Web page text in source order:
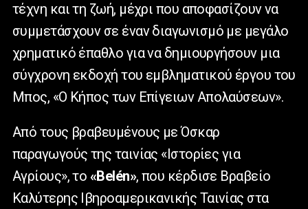
τέχνη και τη ζωή, μέχρι που αποφασίζουν να
συμμετάσχουν σε έναν διαγωνισμό με μεγάλο
χρηματικό έπαθλο για να δημιουργήσουν μια
σύγχρονη εκδοχή του εμβληματικού έργου του
Μπος, «Ο Κήπος των Επίγειων Απολαύσεων».
Από τους βραβευμένους με Όσκαρ
παραγωγούς της ταινίας «Ιστορίες για
Αγρίους», το «Belén», που κέρδισε Βραβείο
Καλύτερης Ιβηροαμερικανικής Ταινίας στα